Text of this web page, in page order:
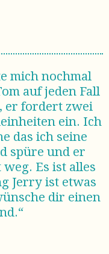
mich nochmal
auf jeden Fall
er fordert zwei
ein. Ich
das ich seine
spüre und er
Es ist alles
Jerry ist etwas
dir einen